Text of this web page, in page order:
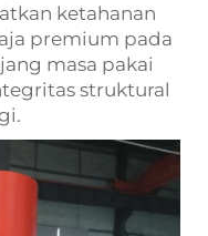
ketahanan
premium pada
masa pakai
struktural